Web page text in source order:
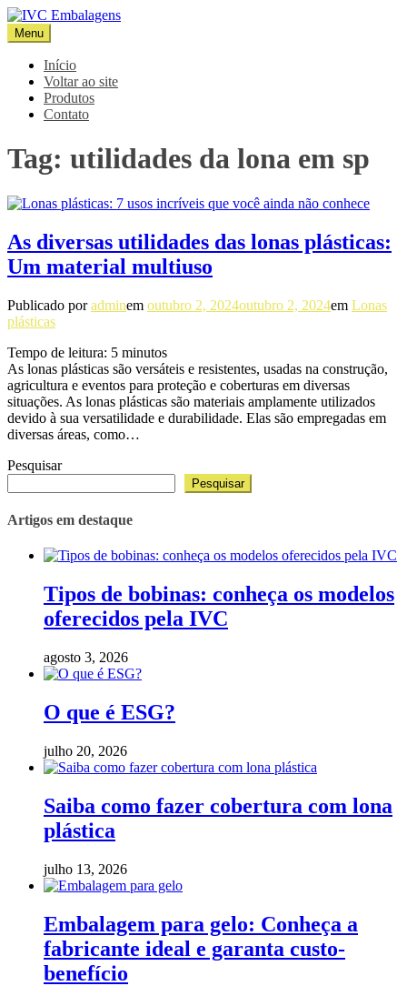
Pular
para
o
conteúdo
IVC Embalagens
Blog IVC
Menu
Início
Voltar ao site
Produtos
Contato
Tag: utilidades da lona em sp
As diversas utilidades das lonas plásticas:
Um material multiuso
Publicado poradminem outubro 2, 2024outubro 2, 2024em Lonas
plásticas
Tempo de leitura: 5 minutos
As lonas plásticas são versáteis e resistentes, usadas na construção,
agricultura e eventos para proteção e coberturas em diversas
situações. As lonas plásticas são materiais amplamente utilizados
devido à sua versatilidade e durabilidade. Elas são empregadas em
diversas áreas, como…
Pesquisar
Pesquisar
Artigos em destaque
Tipos de bobinas: conheça os modelos
oferecidos pela IVC
agosto 3, 2026
O que é ESG?
julho 20, 2026
Saiba como fazer cobertura com lona
plástica
julho 13, 2026
Embalagem para gelo: Conheça a
fabricante ideal e garanta custo-
benefício